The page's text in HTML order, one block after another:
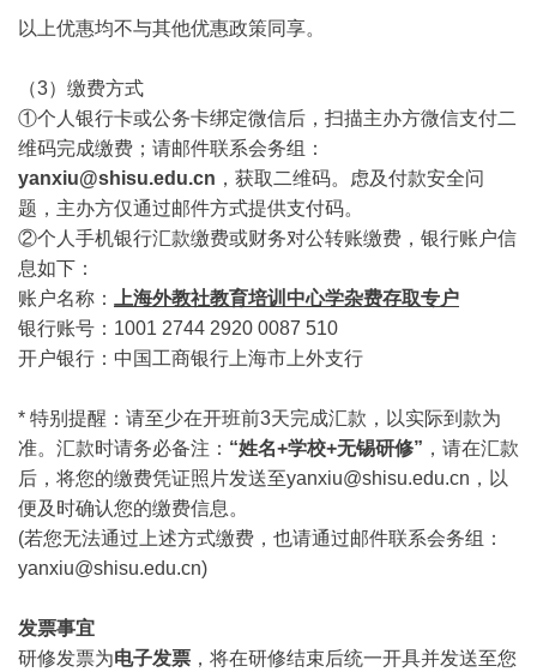
以上优惠均不与其他优惠政策同享。
（3）缴费方式
①个人银行卡或公务卡绑定微信后，扫描主办方微信支付二
维码完成缴费；请邮件联系会务组：
yanxiu@shisu.edu.cn ，获取二维码。虑及付款安全问
题，主办方仅通过邮件方式提供支付码。
②个人手机银行汇款缴费或财务对公转账缴费，银行账户信
息如下：
账户名称：
上海外教社教育培训中心学杂费存取专户
银行账号：1001 2744 2920 0087 510
开户银行：中国工商银行上海市上外支行
* 特别提醒：请至少在开班前3天完成汇款，以实际到款为
准。汇款时请务必备注： “姓名+学校+无锡研修” ，请在汇款
后，将您的缴费凭证照片发送至yanxiu@shisu.edu.cn，以
便及时确认您的缴费信息。
(若您无法通过上述方式缴费，也请通过邮件联系会务组：
yanxiu@shisu.edu.cn)
发票事宜
研修发票为电子发票 ，将在研修结束后统一开具并发送至您